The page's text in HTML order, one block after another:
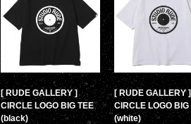
[ RUDE GALLERY ]
CIRCLE LOGO BIG TEE
(black)
[ RUDE GALLERY ]
CIRCLE LOGO BIG
(white)